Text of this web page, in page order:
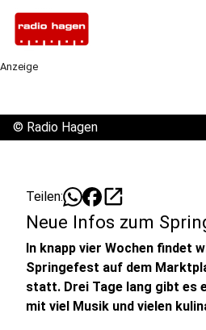
Anzeige
© Radio Hagen
Teilen: open_in_new
Neue Infos zum
In knapp vier Wochen findet
Springefest auf dem
statt. Drei Tage lang gibt es
mit viel Musik und vielen